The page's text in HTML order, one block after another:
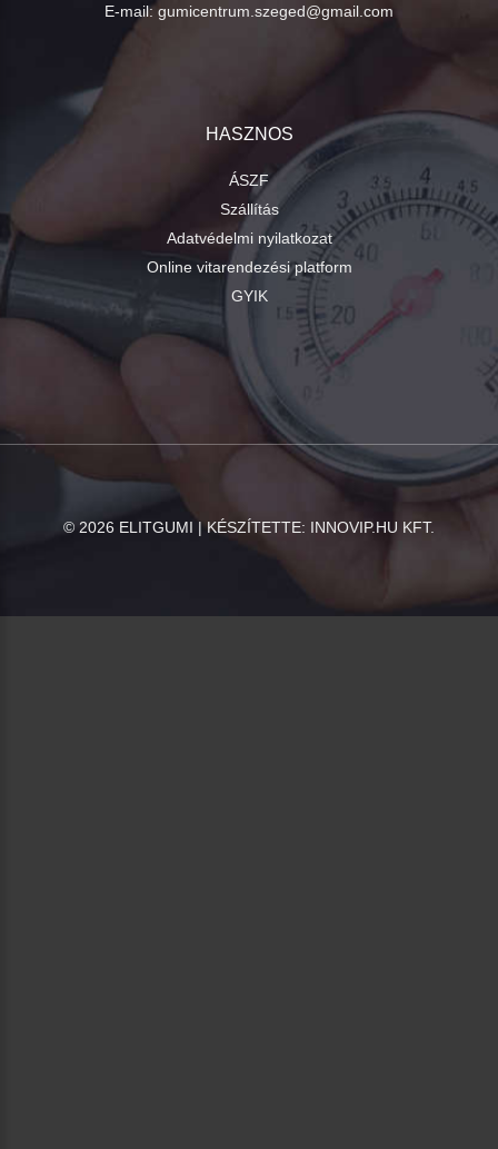
E-mail:gumicentrum.szeged@gmail.com
HASZNOS
ÁSZF
Szállítás
Adatvédelmi nyilatkozat
Online vitarendezési platform
GYIK
© 2026 ELITGUMI | KÉSZÍTETTE: INNOVIP.HU KFT.